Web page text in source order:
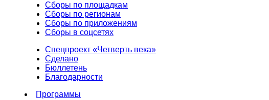
Сборы по площадкам
Сборы по регионам
Сборы по приложениям
Сборы в соцсетях
Спецпроект «Четверть века»
Сделано
Бюллетень
Благодарности
Программы